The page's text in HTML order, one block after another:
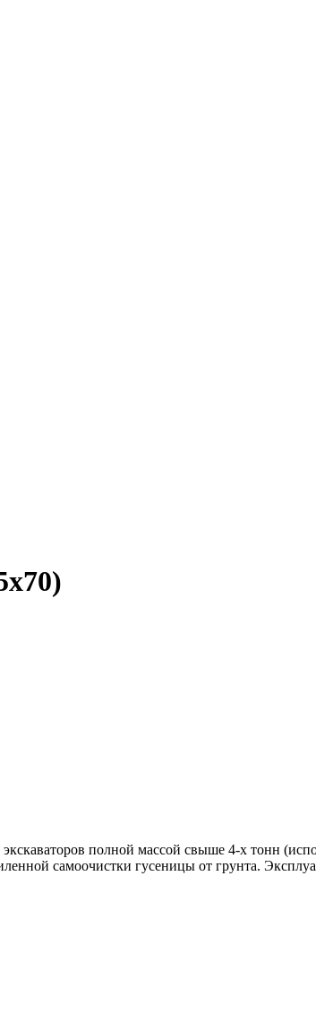
полной массой свыше 4-х тонн
самоочистки гусеницы от грунта.